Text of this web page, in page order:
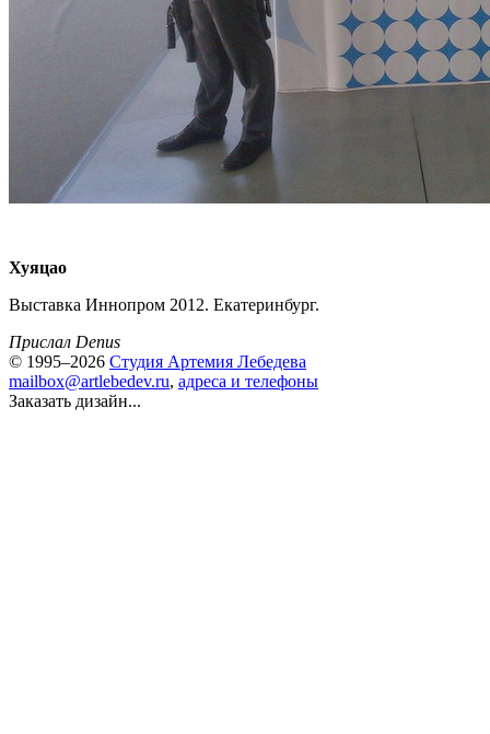
Хуяцао
Выставка Иннопром 2012. Екатеринбург.
Прислал Denus
© 1995–2026 Студия Артемия Лебедева
mailbox@artlebedev.ru, адреса и телефоны
Заказать дизайн...